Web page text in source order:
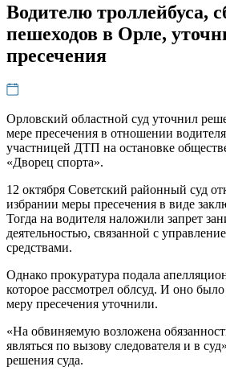
Водителю троллейбуса,
пешеходов в Орле,
пресечения
Орловский областной суд уточнил
мере пресечения в отношении
участницей ДТП на остановке
«Дворец спорта».
12 октября Советский районный суд
избрании меры пресечения в виде
Тогда на водителя наложили запрет
деятельностью, связанной с
средствами.
Однако прокуратура подала
которое рассмотрел облсуд. И оно
меру пресечения уточнили.
«На обвиняемую возложена
являться по вызову следователя и в
решения суда.